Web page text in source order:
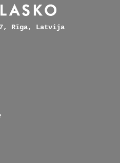
Rīga, Latvija